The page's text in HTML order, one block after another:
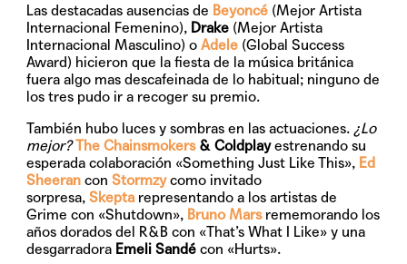
Las destacadas ausencias de Beyoncé (Mejor Artista
Internacional Femenino), Drake (Mejor Artista
Internacional Masculino) o Adele (Global Success
Award) hicieron que la fiesta de la música británica
fuera algo mas descafeinada de lo habitual; ninguno de
los tres pudo ir a recoger su premio.
También hubo luces y sombras en las actuaciones. ¿Lo
mejor? The Chainsmokers& Coldplayestrenando su
esperada colaboración «Something Just Like This», Ed
Sheeran conStormzycomo invitado
sorpresa,Skepta representando a los artistas de
Grime con «Shutdown», Bruno Marsrememorando los
años dorados del R&B con «That’s What I Like» y una
desgarradora Emeli Sandé con «Hurts».